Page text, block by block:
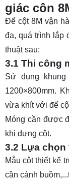
giác côn
Để cột 8M vận
đa, quá trình lắp
thuật sau:
3.1 Thi công
Sử dụng
1200×800mm.
vừa khít với đế
Móng cần được
khi dựng cột.
3.2 Lựa
Mẫu cột thiết kế
cần cánh